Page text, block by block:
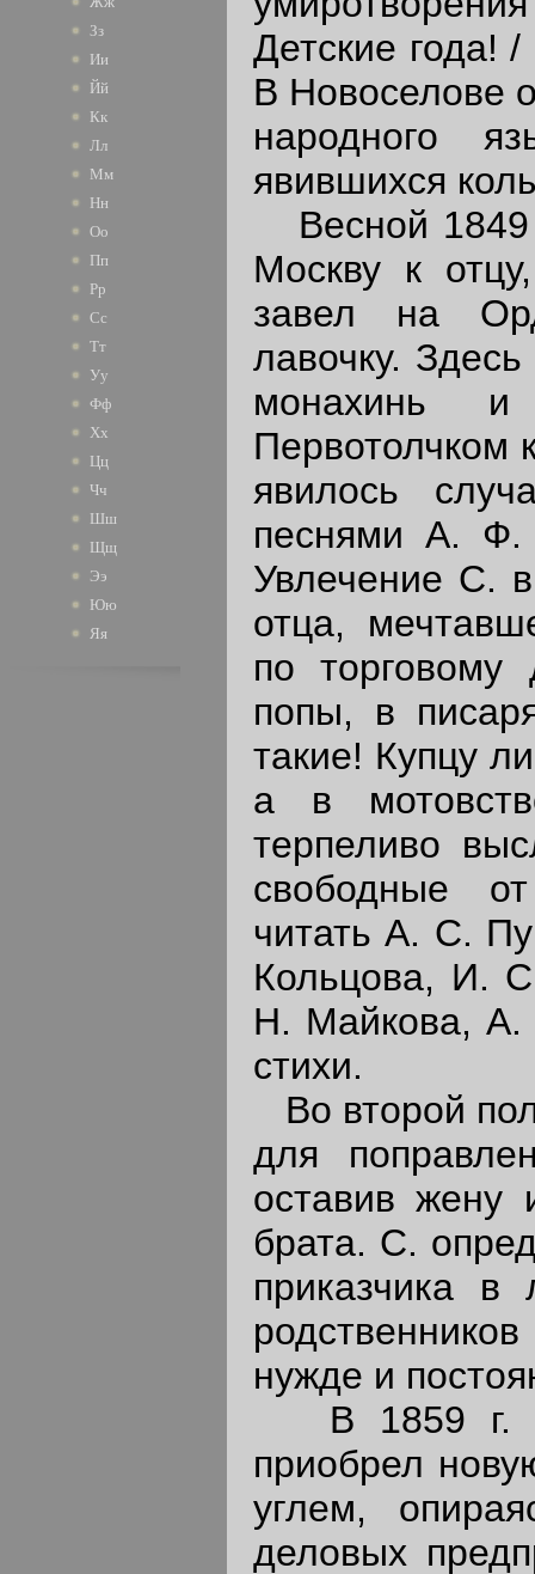
Зз
Ии
Йй
Кк
Лл
Мм
Нн
Оо
Пп
Рр
Сс
Тт
Уу
Фф
Хх
Цц
Чч
Шш
Щщ
Ээ
Юю
Яя
Детские года!
В Новоселове
народного
явившихся
Весной 1849
Москву к
завел на
лавочку.
монахинь и
Первотолчком
явилось
песнями А. Ф.
Увлечение С.
отца,
по
попы, в
такие! Купцу
а в
терпеливо
свободные
читать А. С.
Кольцова, И.
Н. Майкова, А.
стихи.
Во второй
для
оставив жену
брата. С.
приказчика в
нужде и
В 1859 г.
приобрел
углем,
деловых